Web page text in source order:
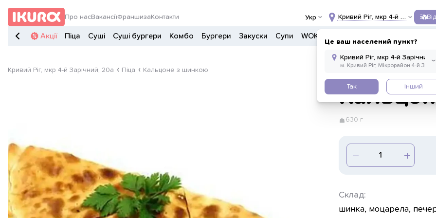
Про насВакансіїФраншиза Контакти Укр Кривий Ріг, мкр 4-й Зарічний,
Це ваш населений пункт?
Так Інший
Акції Піца Суші Суші бургери Комбо Бургери Закуски Супи WOK
Кривий Ріг, мкр 4-й Зарічний, 20а Піца Кальцоне з шинкою
630 г
Склад:
шинка, моцарела,